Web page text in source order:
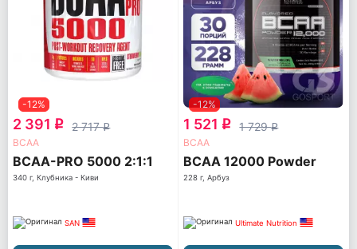
-12%
2 391 q 2 717q
ВСАА
BCAA-PRO 5000 2:1:1
340 г, Клубника - Киви
SAN
-12%
1 521 q 1 729q
ВСАА
BCAA 12000 Powder
228 г, Арбуз
Ultimate Nutrition